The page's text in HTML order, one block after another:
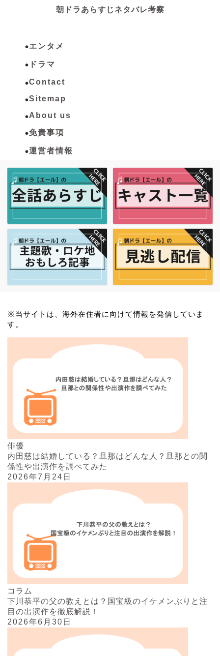
朝ドラあらすじネタバレ考察
エンタメ
ドラマ
Contact
Sitemap
About us
免責事項
運営者情報
※当サイトは、海外在住者に向けて情報を発信していま
す。
俳優
内田慈は結婚している？旦那はどんな人？旦那との関
係性や出演作を調べてみた
2026年7月24日
コラム
下川恭平の父の教えとは？国宝級のイケメンぶりと注
目の出演作を徹底解説！
2026年6月30日